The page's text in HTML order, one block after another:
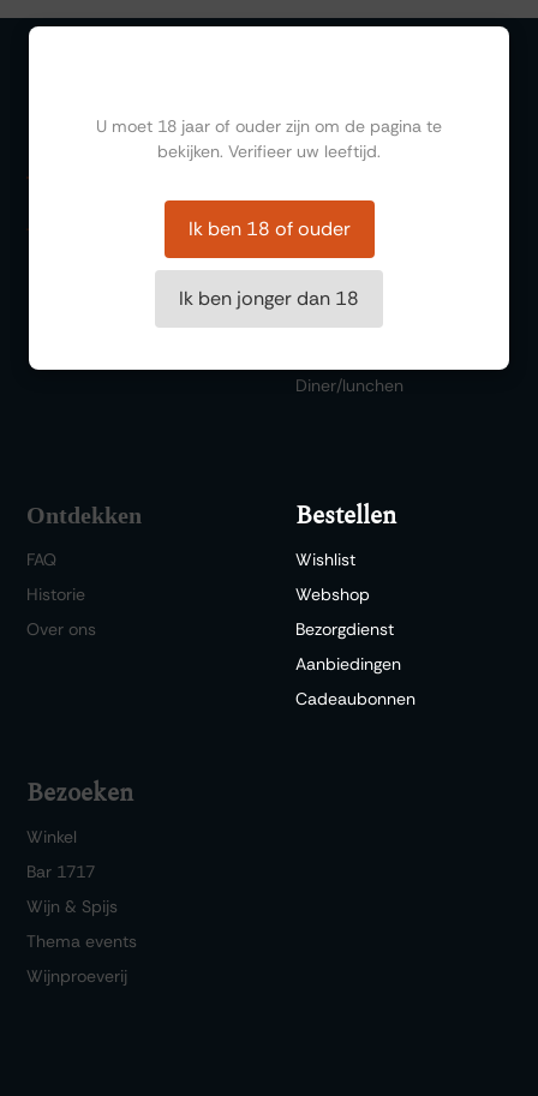
Organiseren
Diner/lunchen
Ontdekken
FAQ
Historie
Over ons
Bestellen
Wishlist
Webshop
Bezorgdienst
Aanbiedingen
Cadeaubonnen
Bezoeken
Winkel
Bar 1717
Wijn & Spijs
Thema events
Wijnproeverij
U moet 18 jaar of ouder zijn om de pagina te
bekijken. Verifieer uw leeftijd.
Ik ben 18 of ouder
Ik ben jonger dan 18